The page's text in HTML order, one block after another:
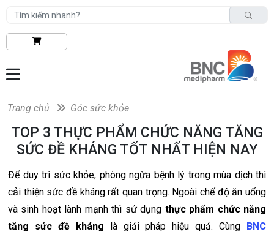
Trang chủ Góc sức khỏe
TOP 3 THỰC PHẨM CHỨC NĂNG TĂNG
SỨC ĐỀ KHÁNG TỐT NHẤT HIỆN NAY
Để duy trì sức khỏe, phòng ngừa bệnh lý trong mùa dịch thì
cải thiện sức đề kháng rất quan trọng. Ngoài chế độ ăn uống
và sinh hoạt lành mạnh thì sử dụng thực phẩm chức năng
tăng sức đề kháng là giải pháp hiệu quả. Cùng BNC